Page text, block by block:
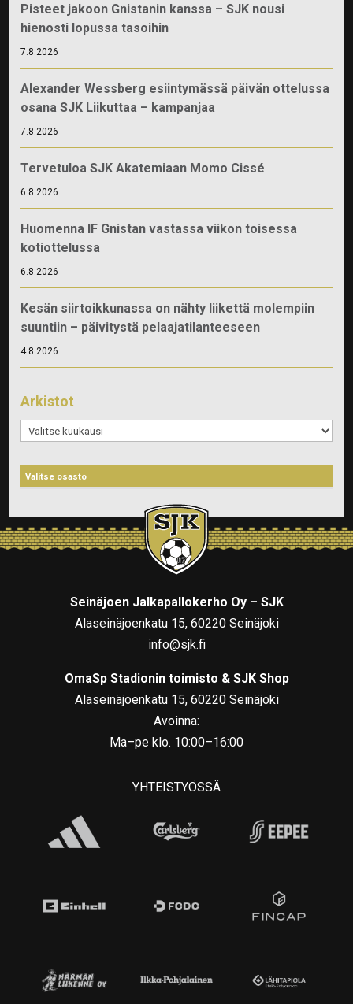
Pisteet jakoon Gnistanin kanssa – SJK nousi
hienosti lopussa tasoihin
7.8.2026
Alexander Wessberg esiintymässä päivän ottelussa
osana SJK Liikuttaa – kampanjaa
7.8.2026
Tervetuloa SJK Akatemiaan Momo Cissé
6.8.2026
Huomenna IF Gnistan vastassa viikon toisessa
kotiottelussa
6.8.2026
Kesän siirtoikkunassa on nähty liikettä molempiin
suuntiin – päivitystä pelaajatilanteeseen
4.8.2026
Arkistot
Arkistot
Seinäjoen Jalkapallokerho Oy – SJK
Alaseinäjoenkatu 15, 60220 Seinäjoki
info@sjk.fi
OmaSp Stadionin toimisto & SJK Shop
Alaseinäjoenkatu 15, 60220 Seinäjoki
Avoinna:
Ma–pe klo. 10:00–16:00
YHTEISTYÖSSÄ